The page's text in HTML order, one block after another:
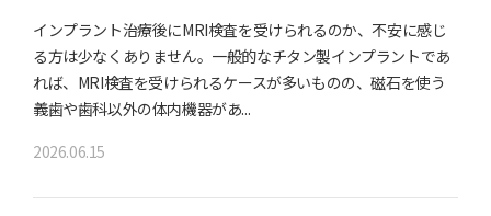
インプラント治療後にMRI検査を受けられるのか、不安に感じ
る方は少なくありません。一般的なチタン製インプラントであ
れば、MRI検査を受けられるケースが多いものの、磁石を使う
義歯や歯科以外の体内機器があ...
2026.06.15